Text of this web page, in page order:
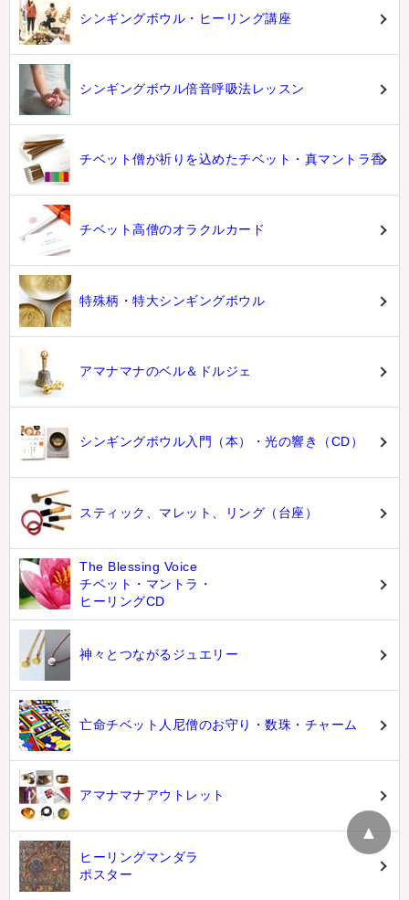
シンギングボウル・ヒーリング講座
シンギングボウル倍音呼吸法レッスン
チベット僧が祈りを込めたチベット・真マントラ香
チベット高僧のオラクルカード
特殊柄・特大シンギングボウル
アマナマナのベル＆ドルジェ
シンギングボウル入門（本）・光の響き（CD）
スティック、マレット、リング（台座）
The Blessing Voice
チベット・マントラ・
ヒーリングCD
神々とつながるジュエリー
亡命チベット人尼僧のお守り・数珠・チャーム
アマナマナアウトレット
ヒーリングマンダラ
ポスター
▲